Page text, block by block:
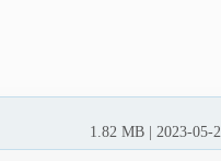
1.82 MB | 2023-05-